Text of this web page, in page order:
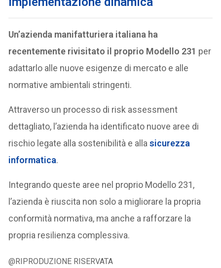
Un’azienda manifatturiera italiana ha
recentemente rivisitato il proprio Modello 231 per
adattarlo alle nuove esigenze di mercato e alle
normative ambientali stringenti.
Attraverso un processo di risk assessment
dettagliato, l’azienda ha identificato nuove aree di
rischio legate alla sostenibilità e allasicurezza
informatica.
Integrando queste aree nel proprio Modello 231,
l’azienda è riuscita non solo a migliorare la propria
conformità normativa, ma anche a rafforzare la
propria resilienza complessiva.
@RIPRODUZIONE RISERVATA